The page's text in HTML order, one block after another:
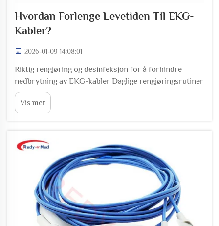
Hvordan Forlenge Levetiden Til EKG-
Kabler?
2026-01-09 14:08:01
Riktig rengjøring og desinfeksjon for å forhindre
nedbrytning av EKG-kabler Daglige rengjøringsrutiner
som bevarer integriteten til PVC- og TPE-kabeljakker
Etter bruk av EKG-kabler, er det beste praksis å tørke
dem forsiktig med pH-nøytrale rengjøringsmidler og
Vis mer